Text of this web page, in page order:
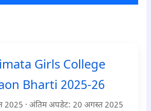
Girls College
Bharti 2025-26
2025 · अंतिम अपडेट: 20 अगस्त 2025